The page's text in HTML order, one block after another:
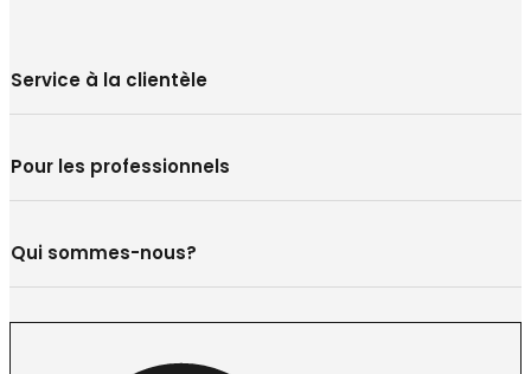
Service à la clientèle
Pour les professionnels
Qui sommes-nous?